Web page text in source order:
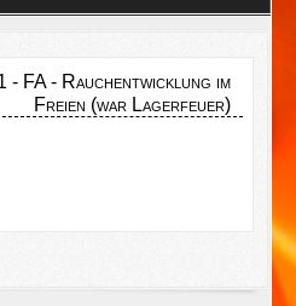
FA - Rauchentwicklung im
Freien (war Lagerfeuer)